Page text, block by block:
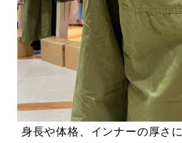
身長や体格、インナーの厚さ